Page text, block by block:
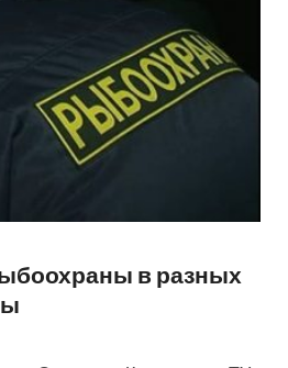
в разных